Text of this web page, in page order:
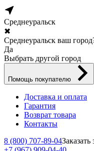
Среднеуральск
✖
Среднеуральск ваш
Да
Выбрать другой город
Помощь покупателю
Доставка и оплата
Гарантия
Возврат товара
Контакты
8 (800) 707-89-04Заказать